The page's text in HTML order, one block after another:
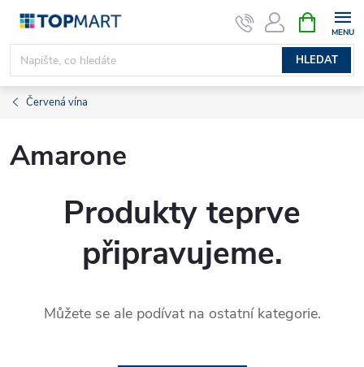
Přejít
obsah
HLEDAT
NÁKUPNÍ
KOŠÍK
Červená vína
Amarone
Produkty teprve
připravujeme.
Můžete se ale podívat na ostatní kategorie.